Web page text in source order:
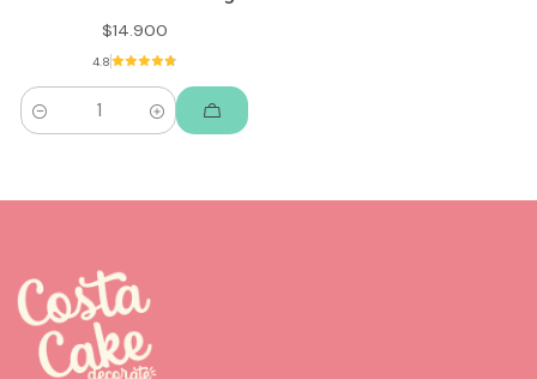
$14.900
4.8
Cantidad